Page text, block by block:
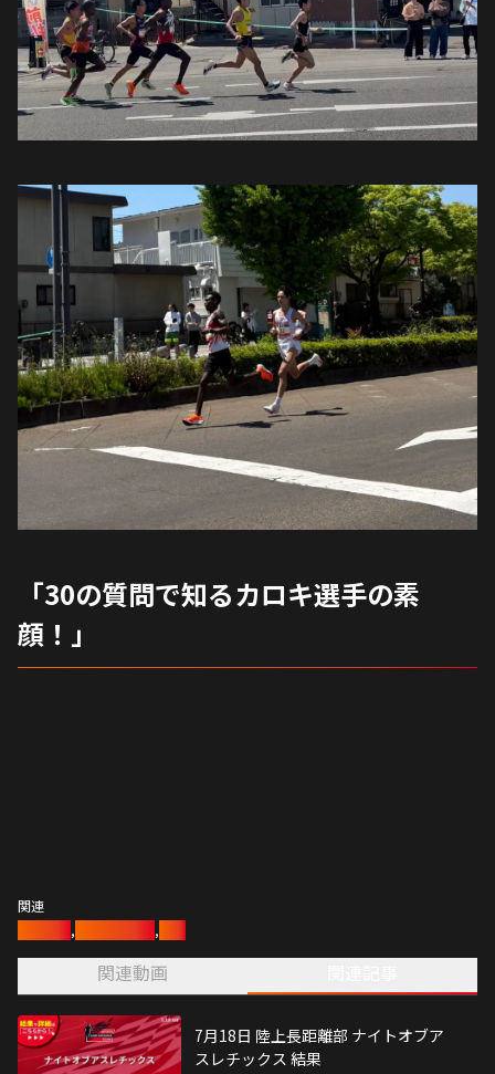
「30の質問で知るカロキ選手の素
顔！」
関連
, ,
関連動画
7月18日 陸上長距離部 ナイトオブア
スレチックス 結果